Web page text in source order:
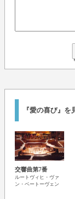
『愛の喜び』
交響曲第7番
ルートヴィヒ・ヴァ
ン・ベートーヴェン